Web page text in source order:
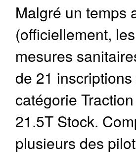
Malgré un temps
(officiellement,
mesures
de 21
catégorie
21.5T Stock.
plusieurs des